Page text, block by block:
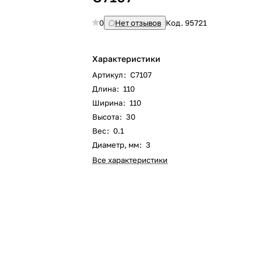
0 Нет отзывов Код.95721
Характеристики
Артикул: C7107
Длина: 110
Ширина: 110
Высота: 30
Вес: 0.1
Диаметр, мм: 3
Все характеристики
Добавляйте товарыв корзину
Оплачивайте сегодня только
% картой любого банка
Получайте товарвыбранный способом